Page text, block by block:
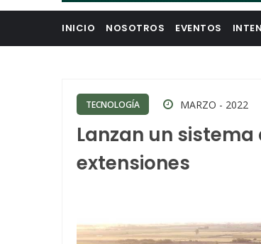
INICIO NOSOTROS EVENTOS
TECNOLOGÍA MARZO - 2022
Lanzan un
extensiones